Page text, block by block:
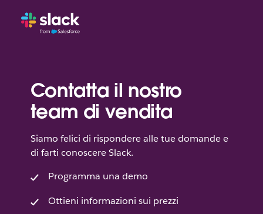
Contatta il nostro
team di vendita
Siamo felici di rispondere alle tue domande e
di farti conoscere Slack.
Programma una demo
Ottieni informazioni sui prezzi